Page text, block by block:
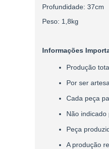
Profundidade: 37cm
Peso: 1,8kg
Informações
Produção
Por ser
Cada peça
Não
Peça
A produção